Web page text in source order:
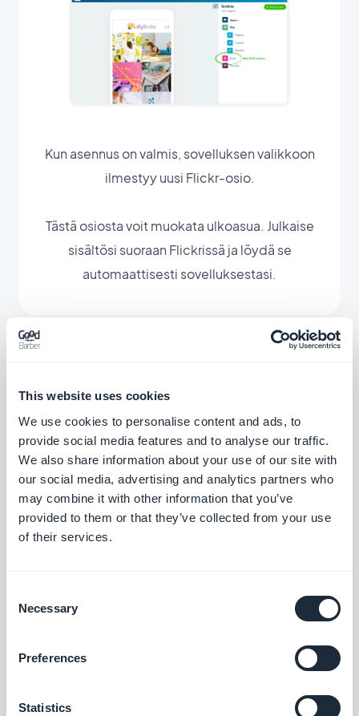
This website uses cookies
We use cookies to personalise content and ads, to
provide social media features and to analyse our traffic.
We also share information about your use of our site with
our social media, advertising and analytics partners who
may combine it with other information that you’ve
provided to them or that they’ve collected from your use
of their services.
Selection
Necessary
Preferences
Statistics
Kun asennus on valmis, sovelluksen valikkoon
ilmestyy uusi Flickr-osio.
Tästä osiosta voit muokata ulkoasua. Julkaise
sisältösi suoraan Flickrissä ja löydä se
automaattisesti sovelluksestasi.
Liittyvät laajennukset
RSS-syöte
Synkronoi ulkoinen verkkosisältö
sovellukseesi GoodBarberin RSS-
Yhtenäistä sisältösi, vahvista läsnäoloasi